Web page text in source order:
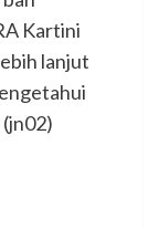
Kartini
lanjut